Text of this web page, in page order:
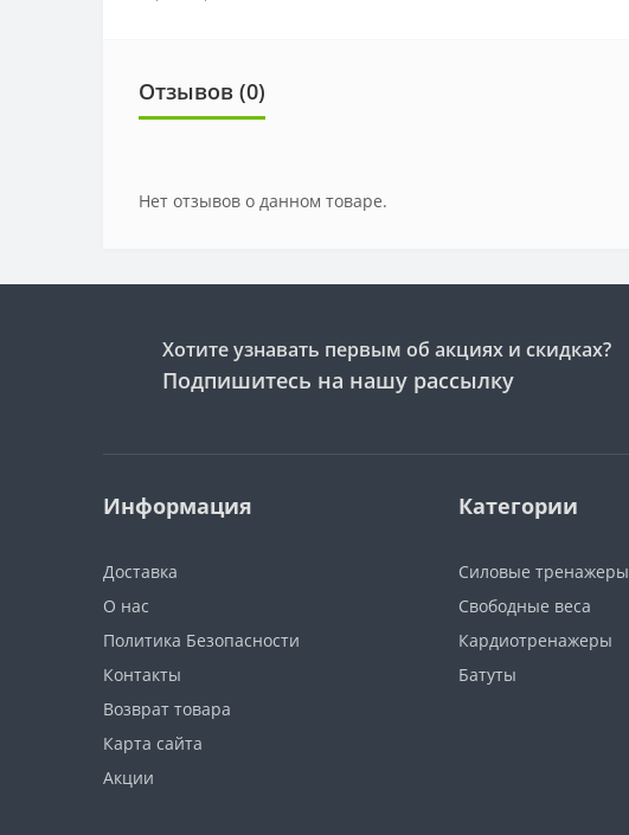
Отзывов (0)
Нет отзывов о данном товаре.
Хотите узнавать первым об акциях и скидках?
Подпишитесь на нашу рассылку
Информация
Доставка
О нас
Политика Безопасности
Контакты
Возврат товара
Карта сайта
Акции
Категории
Силовые тренажеры
Свободные веса
Кардиотренажеры
Батуты